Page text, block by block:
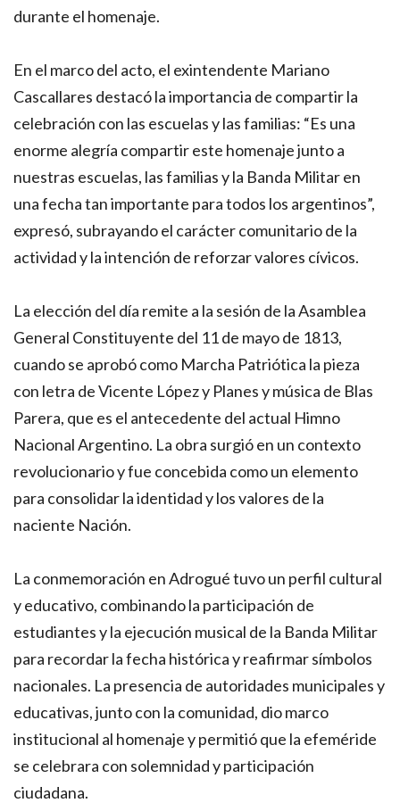
durante el homenaje.
En el marco del acto, el exintendente Mariano
Cascallares destacó la importancia de compartir la
celebración con las escuelas y las familias: “Es una
enorme alegría compartir este homenaje junto a
nuestras escuelas, las familias y la Banda Militar en
una fecha tan importante para todos los argentinos”,
expresó, subrayando el carácter comunitario de la
actividad y la intención de reforzar valores cívicos.
La elección del día remite a la sesión de la Asamblea
General Constituyente del 11 de mayo de 1813,
cuando se aprobó como Marcha Patriótica la pieza
con letra de Vicente López y Planes y música de Blas
Parera, que es el antecedente del actual Himno
Nacional Argentino. La obra surgió en un contexto
revolucionario y fue concebida como un elemento
para consolidar la identidad y los valores de la
naciente Nación.
La conmemoración en Adrogué tuvo un perfil cultural
y educativo, combinando la participación de
estudiantes y la ejecución musical de la Banda Militar
para recordar la fecha histórica y reafirmar símbolos
nacionales. La presencia de autoridades municipales y
educativas, junto con la comunidad, dio marco
institucional al homenaje y permitió que la efeméride
se celebrara con solemnidad y participación
ciudadana.